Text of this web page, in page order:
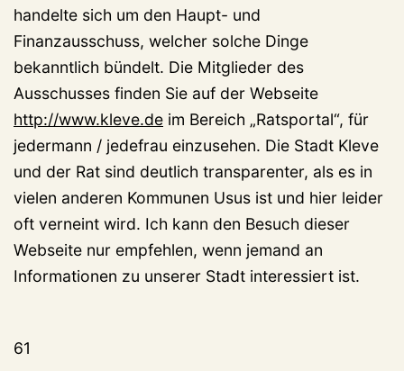
handelte sich um den Haupt- und
Finanzausschuss, welcher solche Dinge
bekanntlich bündelt. Die Mitglieder des
Ausschusses finden Sie auf der Webseite
http://www.kleve.de im Bereich „Ratsportal“, für
jedermann / jedefrau einzusehen. Die Stadt Kleve
und der Rat sind deutlich transparenter, als es in
vielen anderen Kommunen Usus ist und hier leider
oft verneint wird. Ich kann den Besuch dieser
Webseite nur empfehlen, wenn jemand an
Informationen zu unserer Stadt interessiert ist.
61